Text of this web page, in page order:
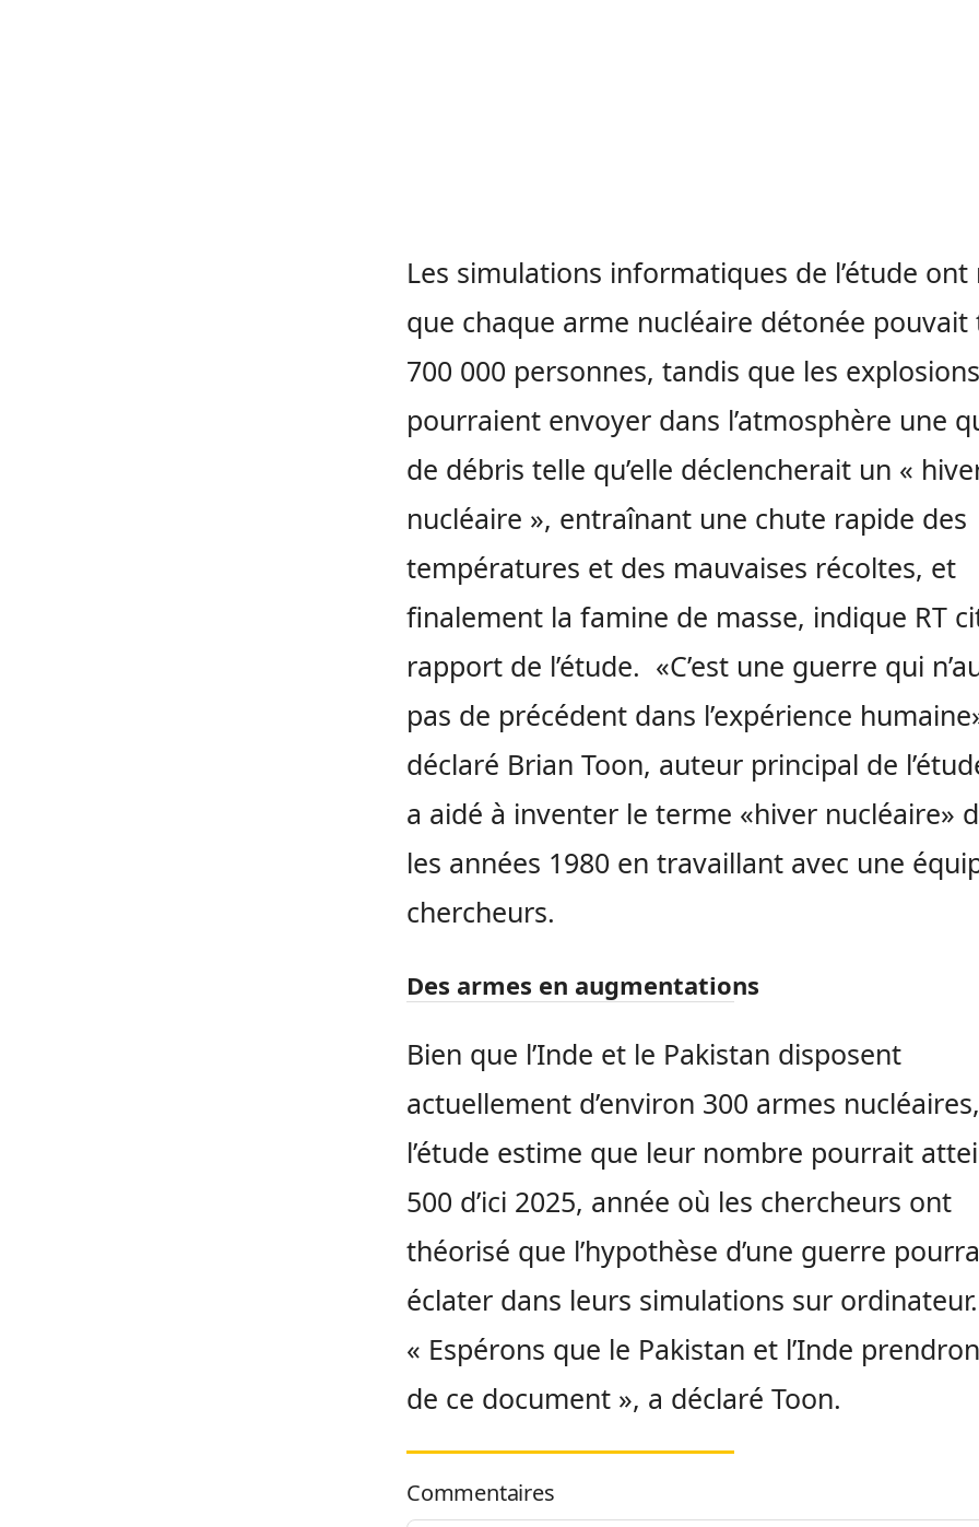
Les simulations informatiques de l’étude ont
que chaque arme nucléaire détonée pouvait
700 000 personnes, tandis que les explosions
pourraient envoyer dans l’atmosphère une
de débris telle qu’elle déclencherait un «
nucléaire », entraînant une chute rapide des
températures et des mauvaises récoltes, et
finalement la famine de masse, indique RT
rapport de l’étude. «C’est une guerre qui
pas de précédent dans l’expérience
déclaré Brian Toon, auteur principal de
a aidé à inventer le terme «hiver nucléaire»
les années 1980 en travaillant avec une
chercheurs.
Des armes en augmentations
Bien que l’Inde et le Pakistan disposent
actuellement d’environ 300 armes nucléaires,
l’étude estime que leur nombre pourrait
500 d’ici 2025, année où les chercheurs ont
théorisé que l’hypothèse d’une guerre
éclater dans leurs simulations sur ordinateur.
« Espérons que le Pakistan et l’Inde
de ce document », a déclaré Toon.
Commentaires